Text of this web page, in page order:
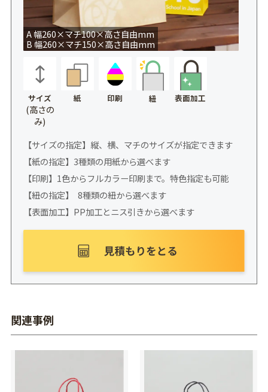
A 幅260×マチ100×高さ自由mm
B 幅260×マチ150×高さ自由mm
サイズ
(高さの
み)
紙 印刷 紐 表面加工
【サイズの指定】縦、横、マチのサイズが指定できます
【紙の指定】3種類の用紙から選べます
【印刷】1色からフルカラー印刷まで。特色指定も可能
【紐の指定】 8種類の紐から選べます
【表面加工】PP加工とニス引きから選べます
関連事例